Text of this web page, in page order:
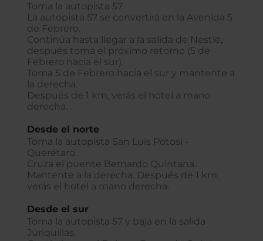
Toma la autopista 57.
La autopista 57 se convertirá en la Avenida 5
de Febrero.
Continúa hasta llegar a la salida de Nestlé,
después toma el próximo retorno (5 de
Febrero hacia el sur).
Toma 5 de Febrero hacia el sur y mantente a
la derecha.
Después de 1 km, verás el hotel a mano
derecha.
Desde el norte
Toma la autopista San Luis Potosí -
Querétaro.
Cruza el puente Bernardo Quintana.
Mantente a la derecha. Después de 1 km,
verás el hotel a mano derecha.
Desde el sur
Toma la autopista 57 y baja en la salida
Juriquillas.